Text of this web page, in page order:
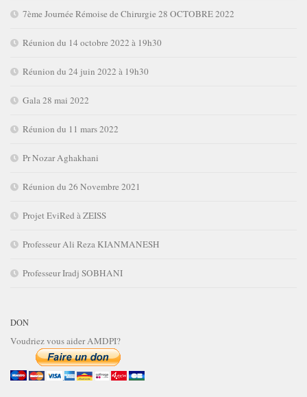
7ème Journée Rémoise de Chirurgie 28 OCTOBRE 2022
Réunion du 14 octobre 2022 à 19h30
Réunion du 24 juin 2022 à 19h30
Gala 28 mai 2022
Réunion du 11 mars 2022
Pr Nozar Aghakhani
Réunion du 26 Novembre 2021
Projet EviRed à ZEISS
Professeur Ali Reza KIANMANESH
Professeur Iradj SOBHANI
DON
Voudriez vous aider AMDPI?